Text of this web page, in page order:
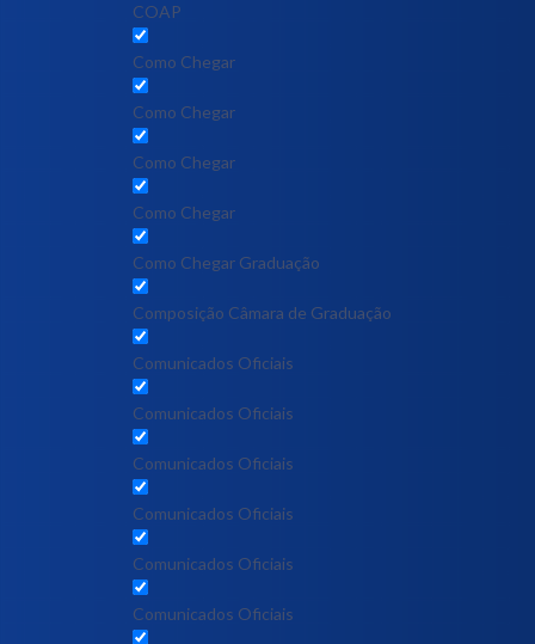
COAP
Como Chegar
Como Chegar
Como Chegar
Como Chegar
Como Chegar Graduação
Composição Câmara de Graduação
Comunicados Oficiais
Comunicados Oficiais
Comunicados Oficiais
Comunicados Oficiais
Comunicados Oficiais
Comunicados Oficiais